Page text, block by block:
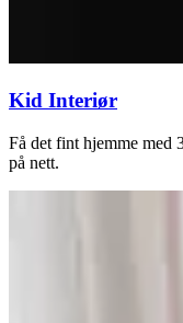
Kid Interiør
Få det fint hjemme med
på nett.